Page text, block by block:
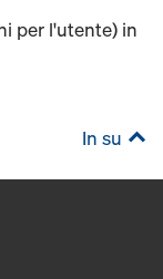
per l'utente) in
In su